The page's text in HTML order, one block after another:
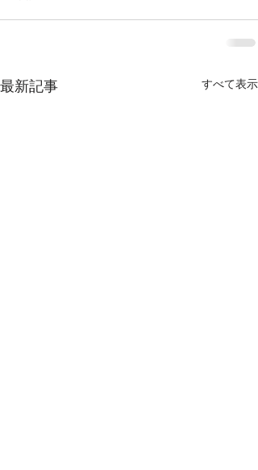
最新記事 すべて表示